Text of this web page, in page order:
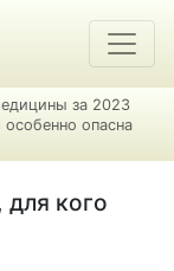
за 2023
опасна
кого